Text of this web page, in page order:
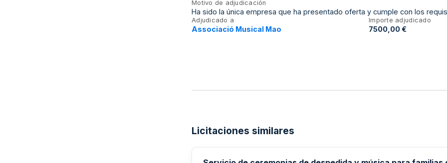
Motivo de adjudicación
Ha sido la única empresa que ha presentado oferta y cumple con los
Adjudicado a
Associació Musical Mao
Importe adjudicado
7500,00 €
Licitaciones similares